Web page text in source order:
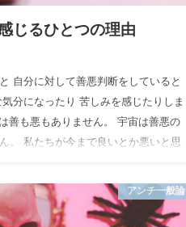
じるひとつの理由
自分に対して善悪判断をしていると
分になったり 苦しみを感じたりしま
善も悪もありません。 宇宙は善悪の
。 私たちが今まで良いとか悪いと思
アンチ一般論